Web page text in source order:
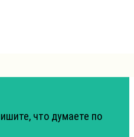
что думаете по